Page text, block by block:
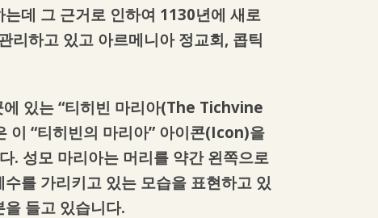
데 그 근거로 인하여 1130년에 새로
리하고 있고 아르메니아 정교회, 콥틱
있는 “티히빈 마리아(The Tichvine
“티히빈의 마리아” 아이콘(Icon)을
. 성모 마리아는 머리를 약간 왼쪽으로
를 가리키고 있는 모습을 표현하고 있
들고 있습니다.